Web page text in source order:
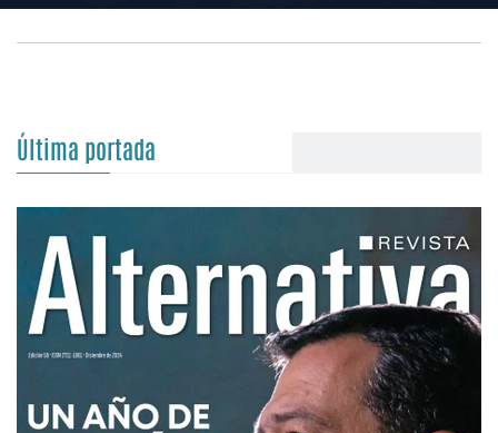
Última portada